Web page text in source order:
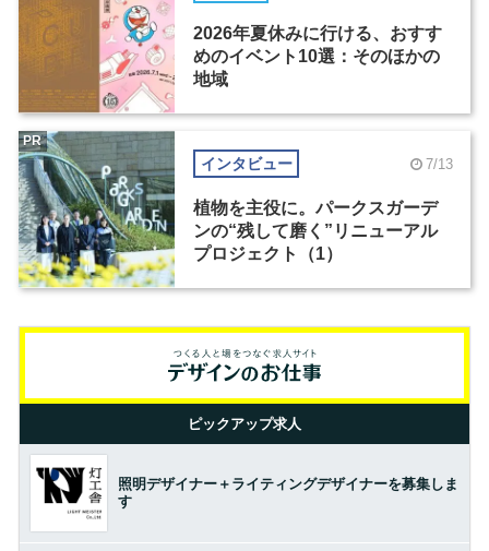
2026年夏休みに行ける、おすす
めのイベント10選：そのほかの
地域
インタビュー 7/13
植物を主役に。パークスガーデ
ンの“残して磨く”リニューアル
プロジェクト（1）
PR
ピックアップ求人
照明デザイナー＋ライティングデザイナーを募集しま
す